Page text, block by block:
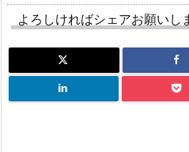
よろしければシェアお願いし